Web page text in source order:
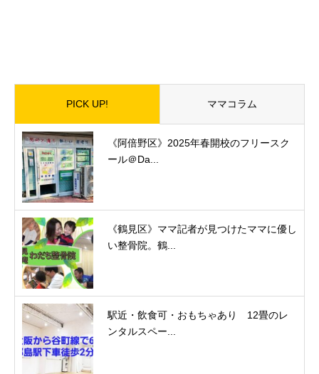
PICK UP! ママコラム
《阿倍野区》2025年春開校のフリースク
ール＠Da...
《鶴見区》ママ記者が見つけたママに優し
い整骨院。鶴...
駅近・飲食可・おもちゃあり 12畳のレ
ンタルスペー...